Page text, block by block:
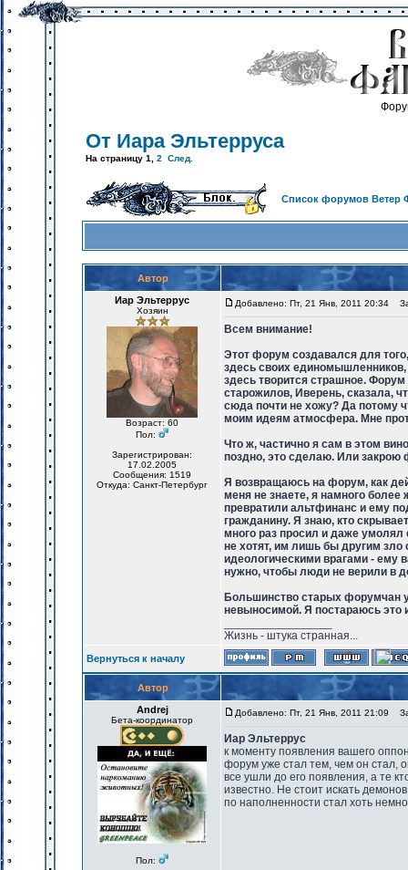
От Иара Эльтерруса
На страницу 1 2 След.
Список форумов Ветер
Автор
Иар Эльтеррус
Хозяин
Возраст: 60
Пол:
Зарегистрирован:
17.02.2005
Сообщения: 1519
Откуда: Санкт-Петербург
Добавлено: Пт, 21 Янв, 2011 20:34
Всем внимание!
Этот форум создавался для
здесь своих единомышленников,
здесь творится страшное.
старожилов, Иверень, сказала,
сюда почти не хожу? Да потому
моим идеям атмосфера. Мне
Что ж, частично я сам в этом
поздно, это сделаю. Или закрою
Я возвращаюсь на форум, как
меня не знаете, я намного
превратили альтфинанс и ему
гражданину. Я знаю, кто
много раз просил и даже умолял
не хотят, им лишь бы другим
идеологическими врагами - ему
нужно, чтобы люди не верили в
Большинство старых форумчан
невыносимой. Я постараюсь это
Жизнь - штука странная...
Вернуться к началу
Автор
Andrej
Бета-координатор
Пол:
Добавлено: Пт, 21 Янв, 2011 21:09
Иар Эльтеррус
к моменту появления вашего
форум уже стал тем, чем он стал,
все ушли до его появления, а те
известно. Не стоит искать
по наполненности стал хоть